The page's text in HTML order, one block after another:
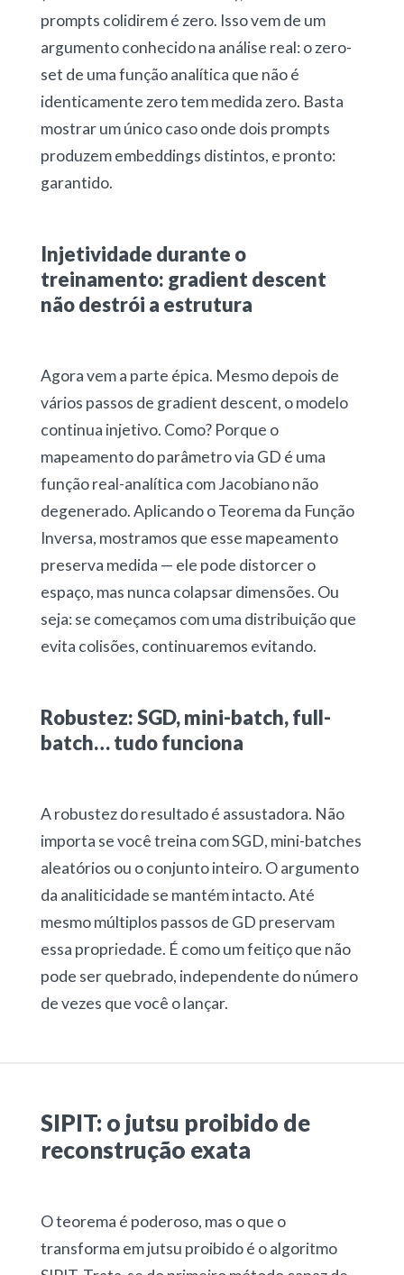
prompts colidirem é zero. Isso vem de um
argumento conhecido na análise real: o zero-
set de uma função analítica que não é
identicamente zero tem medida zero. Basta
mostrar um único caso onde dois prompts
produzem embeddings distintos, e pronto:
garantido.
Injetividade durante o
treinamento: gradient descent
não destrói a estrutura
Agora vem a parte épica. Mesmo depois de
vários passos de gradient descent, o modelo
continua injetivo. Como? Porque o
mapeamento do parâmetro via GD é uma
função real-analítica com Jacobiano não
degenerado. Aplicando o Teorema da Função
Inversa, mostramos que esse mapeamento
preserva medida — ele pode distorcer o
espaço, mas nunca colapsar dimensões. Ou
seja: se começamos com uma distribuição que
evita colisões, continuaremos evitando.
Robustez: SGD, mini-batch, full-
batch… tudo funciona
A robustez do resultado é assustadora. Não
importa se você treina com SGD, mini-batches
aleatórios ou o conjunto inteiro. O argumento
da analiticidade se mantém intacto. Até
mesmo múltiplos passos de GD preservam
essa propriedade. É como um feitiço que não
pode ser quebrado, independente do número
de vezes que você o lançar.
SIPIT: o jutsu proibido de
reconstrução exata
O teorema é poderoso, mas o que o
transforma em jutsu proibido é o algoritmo